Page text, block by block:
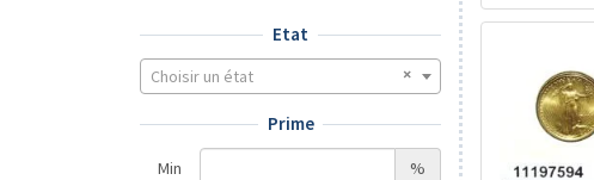
Etat
Choisir un état
Prime
Min %